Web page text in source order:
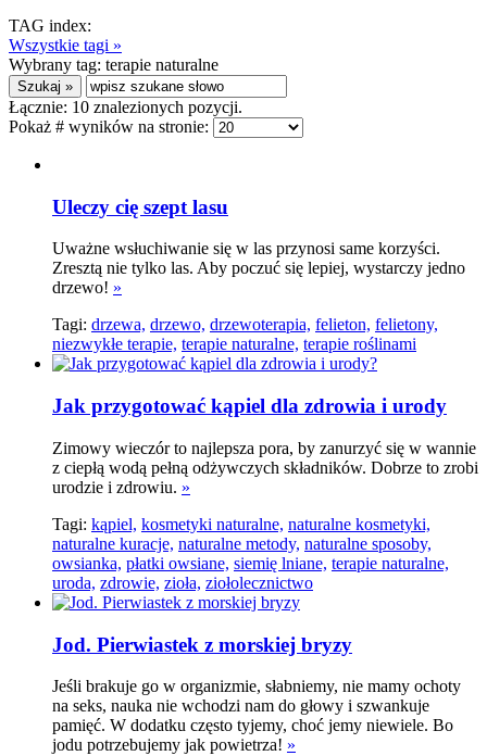
TAG index:
Wszystkie tagi »
Wybrany tag: terapie naturalne
Łącznie: 10 znalezionych pozycji.
Pokaż # wyników na stronie:
Uleczy cię szept lasu
Uważne wsłuchiwanie się w las przynosi same korzyści.
Zresztą nie tylko las. Aby poczuć się lepiej, wystarczy jedno
drzewo! »
Tagi: drzewa, drzewo, drzewoterapia, felieton, felietony,
niezwykłe terapie, terapie naturalne, terapie roślinami
Jak przygotować kąpiel dla zdrowia i urody
Zimowy wieczór to najlepsza pora, by zanurzyć się w wannie
z ciepłą wodą pełną odżywczych składników. Dobrze to zrobi
urodzie i zdrowiu. »
Tagi: kąpiel, kosmetyki naturalne, naturalne kosmetyki,
naturalne kuracje, naturalne metody, naturalne sposoby,
owsianka, płatki owsiane, siemię lniane, terapie naturalne,
uroda, zdrowie, zioła, ziołolecznictwo
Jod. Pierwiastek z morskiej bryzy
Jeśli brakuje go w organizmie, słabniemy, nie mamy ochoty
na seks, nauka nie wchodzi nam do głowy i szwankuje
pamięć. W dodatku często tyjemy, choć jemy niewiele. Bo
jodu potrzebujemy jak powietrza! »